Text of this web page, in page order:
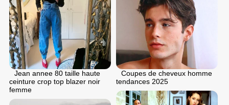
Coupes de cheveux homme
tendances 2025
Jean annee 80 taille haute
ceinture crop top blazer noir
femme